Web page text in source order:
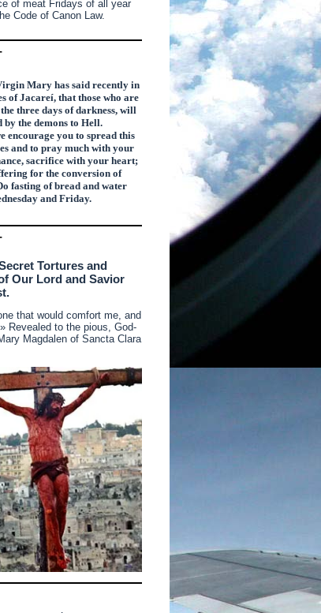
of meat Fridays of all year
Code of Canon Law.
Mary has said recently in
of Jacareí, that those who are
three days of darkness, will
by the demons to Hell.
encourage you to spread this
and to pray much with your
sacrifice with your heart;
for the conversion of
fasting of bread and water
and Friday.
Tortures and
Our Lord and Savior
that would comfort me, and
» Revealed to the pious, God-
Magdalen of Sancta Clara